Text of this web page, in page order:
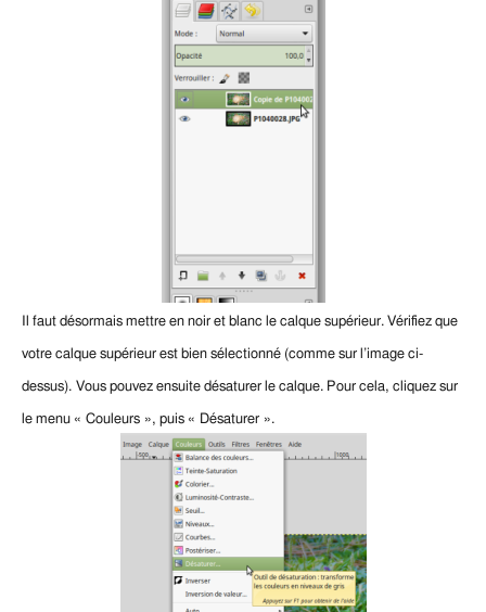
Il faut désormais mettre en noir et blanc le calque supérieur. Vérifiez que
votre calque supérieur est bien sélectionné (comme sur l’image ci-
dessus). Vous pouvez ensuite désaturer le calque. Pour cela, cliquez sur
le menu « Couleurs », puis « Désaturer ».